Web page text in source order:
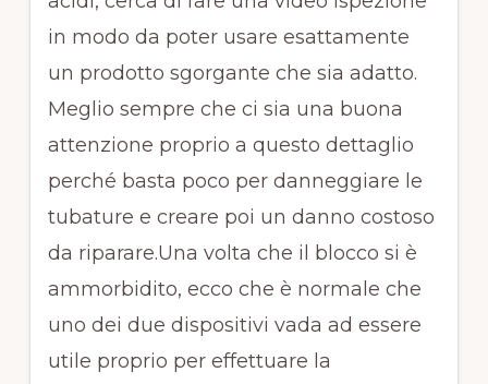
in modo da poter usare esattamente
un prodotto sgorgante che sia adatto.
Meglio sempre che ci sia una buona
attenzione proprio a questo dettaglio
perché basta poco per danneggiare le
tubature e creare poi un danno costoso
da riparare.Una volta che il blocco si è
ammorbidito, ecco che è normale che
uno dei due dispositivi vada ad essere
utile proprio per effettuare la